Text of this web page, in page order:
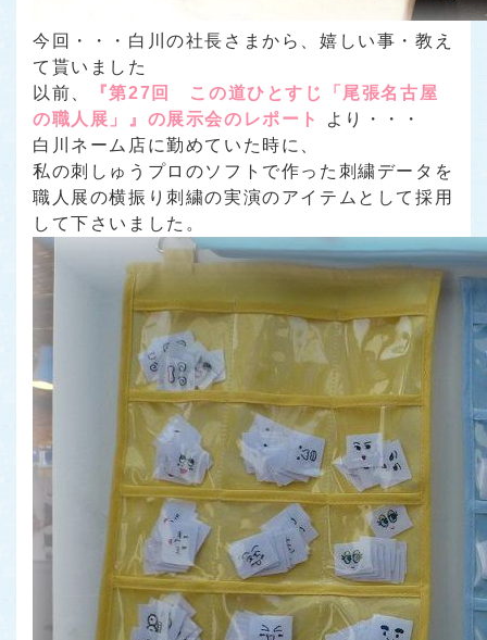
今回・・・白川の社長さまから、嬉しい事・教え
て貰いました
以前、
『第27回 この道ひとすじ「尾張名古屋
の職人展」』の展示会のレポート
より・・・
白川ネーム店に勤めていた時に、
私の刺しゅうプロのソフトで作った刺繍データを
職人展の横振り刺繍の実演のアイテムとして採用
して下さいました。